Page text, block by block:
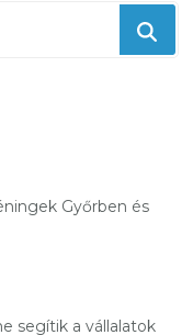
Győrben és
segítik a vállalatok